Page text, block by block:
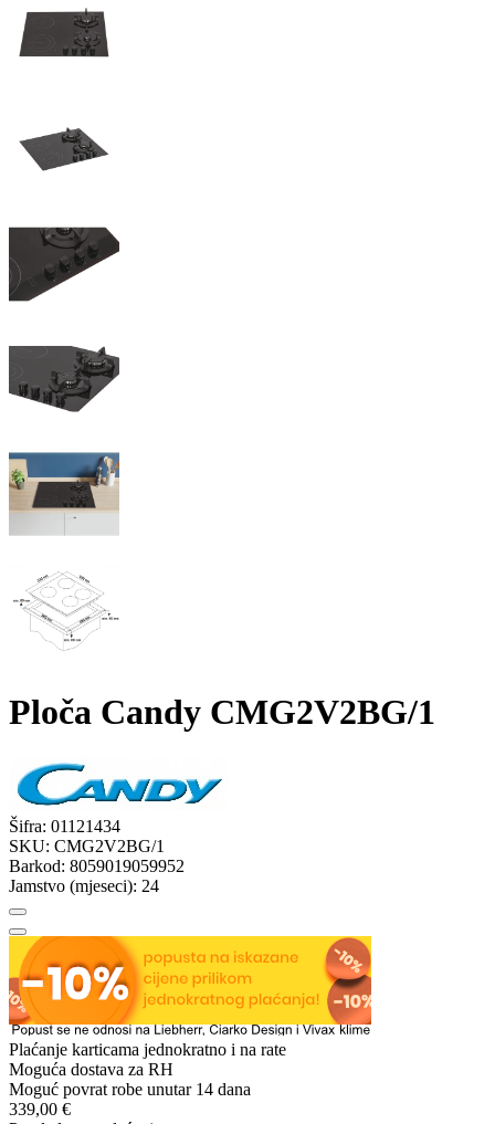
Ploča Candy CMG2V2BG/1
Šifra: 01121434
SKU: CMG2V2BG/1
Barkod: 8059019059952
Jamstvo (mjeseci): 24
Plaćanje karticama jednokratno i na rate
Moguća dostava za RH
Moguć povrat robe unutar 14 dana
339,00 €